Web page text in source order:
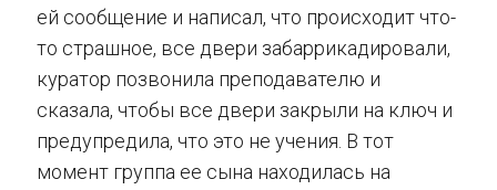
ей сообщение и написал, что происходит что-
то страшное, все двери забаррикадировали,
куратор позвонила преподавателю и
сказала, чтобы все двери закрыли на ключ и
предупредила, что это не учения. В тот
момент группа ее сына находилась на